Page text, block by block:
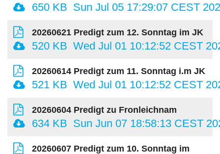
650 KB Sun Jul 05 17:29:07 CEST
20260621 Predigt zum 12. Sonntag im JK
520 KB Wed Jul 01 10:12:52 CEST
20260614 Predigt zum 11. Sonntag i.m JK
521 KB Wed Jul 01 10:12:52 CEST
20260604 Predigt zu Fronleichnam
634 KB Sun Jun 07 18:58:13 CEST
20260607 Predigt zum 10. Sonntag im